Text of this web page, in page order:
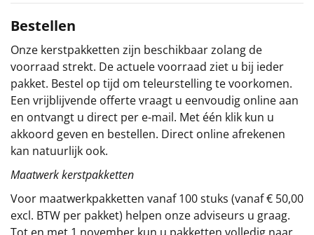
Sinterklaaspakketten
Particulier
Kerstgeschenken 2026
Relatiegeschenken
Cadeaubon
Per stuk
Alle overige
Bestellen
Onze kerstpakketten zijn beschikbaar zolang de
voorraad strekt. De actuele voorraad ziet u bij ieder
pakket. Bestel op tijd om teleurstelling te voorkomen.
Een vrijblijvende offerte vraagt u eenvoudig online aan
en ontvangt u direct per e-mail. Met één klik kun u
akkoord geven en bestellen. Direct online afrekenen
kan natuurlijk ook.
Maatwerk kerstpakketten
Voor maatwerkpakketten vanaf 100 stuks (vanaf € 50,00
excl. BTW per pakket) helpen onze adviseurs u graag.
Tot en met 1 november kun u pakketten volledig naar